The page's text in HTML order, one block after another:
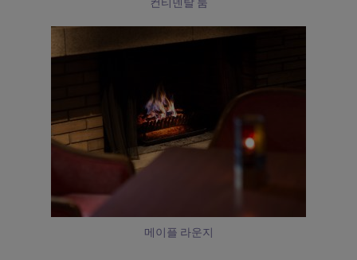
컨티넨탈 룸
메이플 라운지